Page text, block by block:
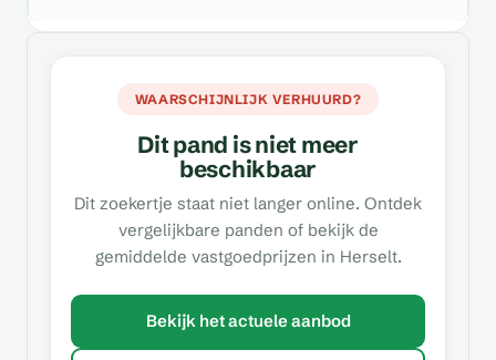
WAARSCHIJNLIJK VERHUURD?
Dit pand is niet meer
beschikbaar
Dit zoekertje staat niet langer online. Ontdek
vergelijkbare panden of bekijk de
gemiddelde vastgoedprijzen in Herselt.
Bekijk het actuele aanbod